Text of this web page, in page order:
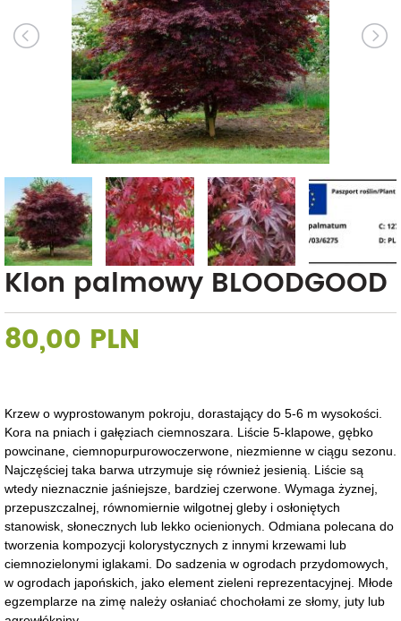
Klon palmowy BLOODGOOD
80,00 PLN
Krzew o wyprostowanym pokroju, dorastający do 5-6 m wysokości.
Kora na pniach i gałęziach ciemnoszara. Liście 5-klapowe, gębko
powcinane, ciemnopurpurowoczerwone, niezmienne w ciągu sezonu.
Najczęściej taka barwa utrzymuje się również jesienią. Liście są
wtedy nieznacznie jaśniejsze, bardziej czerwone. Wymaga żyznej,
przepuszczalnej, równomiernie wilgotnej gleby i osłoniętych
stanowisk, słonecznych lub lekko ocienionych. Odmiana polecana do
tworzenia kompozycji kolorystycznych z innymi krzewami lub
ciemnozielonymi iglakami. Do sadzenia w ogrodach przydomowych,
w ogrodach japońskich, jako element zieleni reprezentacyjnej. Młode
egzemplarze na zimę należy osłaniać chochołami ze słomy, juty lub